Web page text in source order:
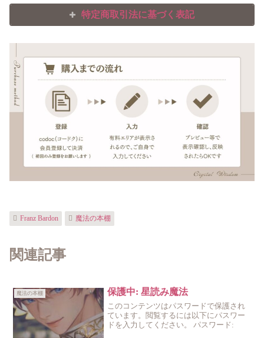
特定商取引法に基づく表記
Franz Bardon 魔法の本棚
関連記事
魔法の本棚 保護中: 星読み魔法
このコンテンツはパスワードで保護され
ています。閲覧するには以下にパスワー
ドを入力してください。 パスワード: